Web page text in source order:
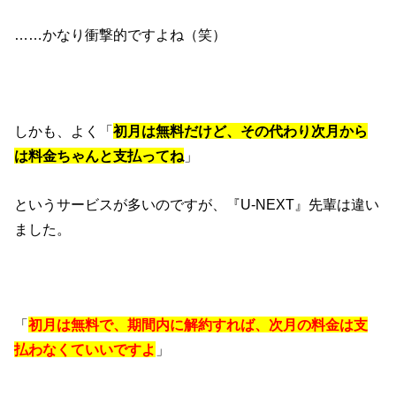
……かなり衝撃的ですよね（笑）
しかも、よく「初月は無料だけど、その代わり次月から
は料金ちゃんと支払ってね 」
というサービスが多いのですが、『U-NEXT』先輩は違い
ました。
「初月は無料で、期間内に解約すれば、次月の料金は支
払わなくていいですよ 」